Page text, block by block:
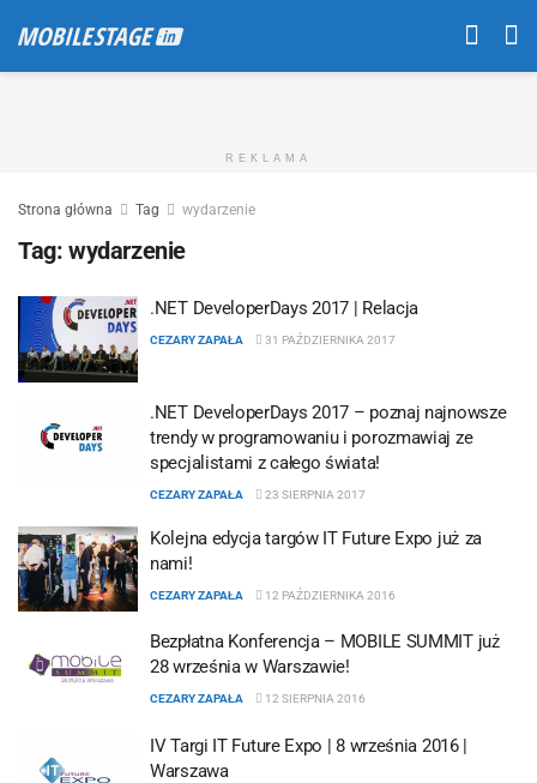
REKLAMA
Strona główna Tag wydarzenie
Tag: wydarzenie
.NET DeveloperDays 2017 | Relacja
CEZARY ZAPAŁA 31 PAŹDZIERNIKA 2017
.NET DeveloperDays 2017 – poznaj najnowsze
trendy w programowaniu i porozmawiaj ze
specjalistami z całego świata!
CEZARY ZAPAŁA 23 SIERPNIA 2017
Kolejna edycja targów IT Future Expo już za
nami!
CEZARY ZAPAŁA 12 PAŹDZIERNIKA 2016
Bezpłatna Konferencja – MOBILE SUMMIT już
28 września w Warszawie!
CEZARY ZAPAŁA 12 SIERPNIA 2016
IV Targi IT Future Expo | 8 września 2016 |
Warszawa